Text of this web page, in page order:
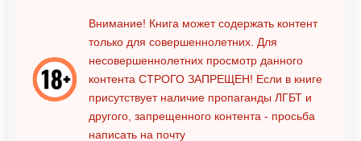
Внимание! Книга может содержать контент
только для совершеннолетних. Для
несовершеннолетних просмотр данного
контента СТРОГО ЗАПРЕЩЕН! Если в книге
присутствует наличие пропаганды ЛГБТ и
другого, запрещенного контента - просьба
написать на почту